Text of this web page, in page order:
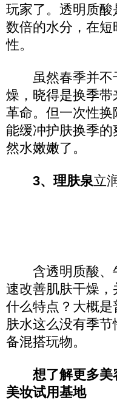
玩家了。透明质
数倍的水分，在
性。
虽然春季并不
燥，晓得是换季
革命。但一次性
能缓冲护肤换季
然水嫩嫩了。
3、理肤泉立
含透明质酸、
速改善肌肤干燥
什么特点？大概
肤水这么没有季
备混搭玩物。
想了解更多
美妆试用基地